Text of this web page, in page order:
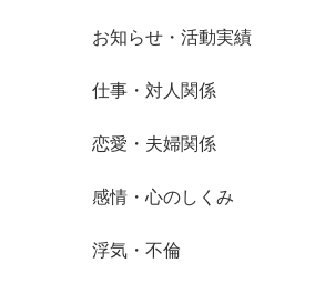
お知らせ・活動実績
仕事・対人関係
恋愛・夫婦関係
感情・心のしくみ
浮気・不倫